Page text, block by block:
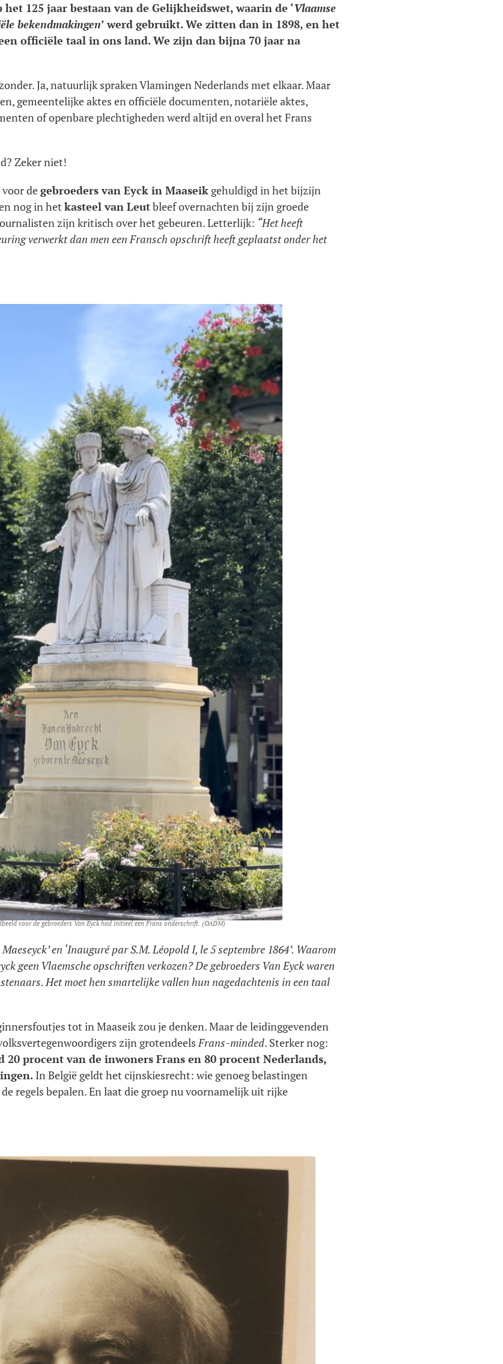
125 jaar bestaan van de Gelijkheidswet, waarin de ‘Vlaamse
bekendmakingen’ werd gebruikt. We zitten dan in 1898, en het
officiële taal in ons land. We zijn dan bijna 70 jaar na
Ja, natuurlijk spraken Vlamingen Nederlands met elkaar. Maar
gemeentelijke aktes en officiële documenten, notariële aktes,
of openbare plechtigheden werd altijd en overal het Frans
Zeker niet!
degebroeders van Eyck in Maaseik gehuldigd in het bijzijn
nog in het kasteel van Leutbleef overnachten bij zijn groede
zijn kritisch over het gebeuren. Letterlijk: “Het heeft
verwerkt dan men een Fransch opschrift heeft geplaatst onder het
voor de gebroeders Van Eyck had initieel een Frans onderschrift. (OADM)
en ‘Inauguré par S.M. Léopold I, le 5 septembre 1864’. Waarom
geen Vlaemsche opschriften verkozen? De gebroeders Van Eyck waren
Het moet hen smartelijke vallen hun nagedachtenis in een taal
tot in Maaseik zou je denken. Maar de leidinggevenden
zijn grotendeelsFrans-minded. Sterker nog:
procent van de inwoners Frans en 80 procent Nederlands,
In België geldt het cijnskiesrecht: wie genoeg belastingen
regels bepalen. En laat die groep nu voornamelijk uit rijke